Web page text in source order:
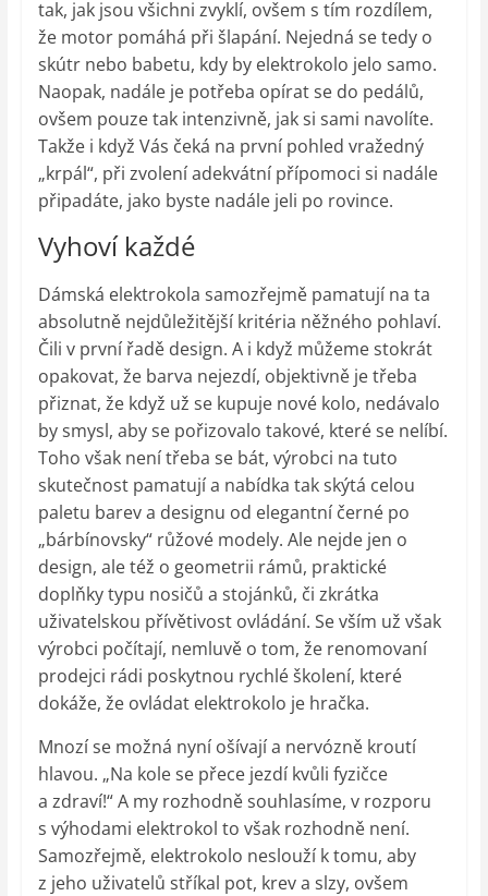
tak, jak jsou všichni zvyklí, ovšem s tím rozdílem,
že motor pomáhá při šlapání. Nejedná se tedy o
skútr nebo babetu, kdy by elektrokolo jelo samo.
Naopak, nadále je potřeba opírat se do pedálů,
ovšem pouze tak intenzivně, jak si sami navolíte.
Takže i když Vás čeká na první pohled vražedný
„krpál“, při zvolení adekvátní přípomoci si nadále
připadáte, jako byste nadále jeli po rovince.
Vyhoví každé
Dámská elektrokola samozřejmě pamatují na ta
absolutně nejdůležitější kritéria něžného pohlaví.
Čili v první řadě design. A i když můžeme stokrát
opakovat, že barva nejezdí, objektivně je třeba
přiznat, že když už se kupuje nové kolo, nedávalo
by smysl, aby se pořizovalo takové, které se nelíbí.
Toho však není třeba se bát, výrobci na tuto
skutečnost pamatují a nabídka tak skýtá celou
paletu barev a designu od elegantní černé po
„bárbínovsky“ růžové modely. Ale nejde jen o
design, ale též o geometrii rámů, praktické
doplňky typu nosičů a stojánků, či zkrátka
uživatelskou přívětivost ovládání. Se vším už však
výrobci počítají, nemluvě o tom, že renomovaní
prodejci rádi poskytnou rychlé školení, které
dokáže, že ovládat elektrokolo je hračka.
Mnozí se možná nyní ošívají a nervózně kroutí
hlavou. „Na kole se přece jezdí kvůli fyzičce
a zdraví!“ A my rozhodně souhlasíme, v rozporu
s výhodami elektrokol to však rozhodně není.
Samozřejmě, elektrokolo neslouží k tomu, aby
z jeho uživatelů stříkal pot, krev a slzy, ovšem